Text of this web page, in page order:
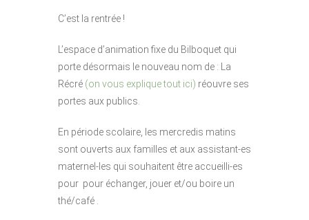
C’est la rentrée !
L’espace d’animation fixe du Bilboquet qui
porte désormais le nouveau nom de : La
Récré (on vous explique tout ici) réouvre ses
portes aux publics.
En période scolaire, les mercredis matins
sont ouverts aux familles et aux assistant-es
maternel-les qui souhaitent être accueilli-es
pour pour échanger, jouer et/ou boire un
thé/café .